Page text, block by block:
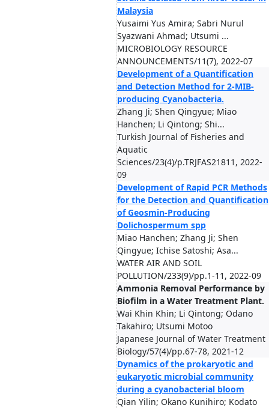
Malaysia
Yusaimi Yus Amira; Sabri Nurul
Syazwani Ahmad; Utsumi ...
MICROBIOLOGY RESOURCE
ANNOUNCEMENTS/11(7), 2022-07
Development of a Quantification
and Detection Method for 2-MIB-
producing Cyanobacteria.
Zhang Ji; Shen Qingyue; Miao
Hanchen; Li Qintong; Shi...
Turkish Journal of Fisheries and
Aquatic
Sciences/23(4)/p.TRJFAS21811, 2022-
09
Development of Rapid PCR Methods
for the Detection and Quantification
of Geosmin-Producing
Dolichospermum spp
Miao Hanchen; Zhang Ji; Shen
Qingyue; Ichise Satoshi; Asa...
WATER AIR AND SOIL
POLLUTION/233(9)/pp.1-11, 2022-09
Ammonia Removal Performance by
Biofilm in a Water Treatment Plant.
Wai Khin Khin; Li Qintong; Odano
Takahiro; Utsumi Motoo
Japanese Journal of Water Treatment
Biology/57(4)/pp.67-78, 2021-12
Dynamics of the prokaryotic and
eukaryotic microbial community
during a cyanobacterial bloom
Qian Yilin; Okano Kunihiro; Kodato